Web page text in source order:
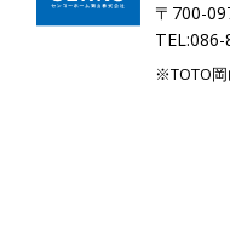
〒700-
※TOTO岡